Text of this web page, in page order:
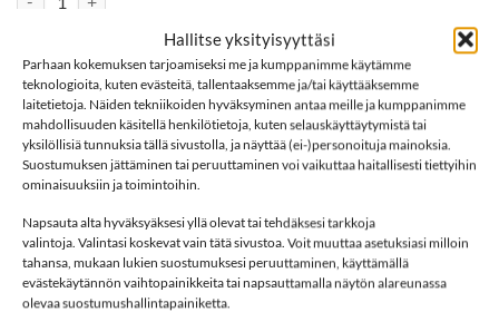
Hallitse yksityisyyttäsi
Parhaan kokemuksen tarjoamiseksi me ja kumppanimme käytämme
teknologioita, kuten evästeitä, tallentaaksemme ja/tai käyttääksemme
laitetietoja. Näiden tekniikoiden hyväksyminen antaa meille ja kumppanimme
mahdollisuuden käsitellä henkilötietoja, kuten selauskäyttäytymistä tai
yksilöllisiä tunnuksia tällä sivustolla, ja näyttää (ei-)personoituja mainoksia.
Suostumuksen jättäminen tai peruuttaminen voi vaikuttaa haitallisesti tiettyihin
ominaisuuksiin ja toimintoihin.
Napsauta alta hyväksyäksesi yllä olevat tai tehdäksesi tarkkoja
valintoja. Valintasi koskevat vain tätä sivustoa. Voit muuttaa asetuksiasi milloin
tahansa, mukaan lukien suostumuksesi peruuttaminen, käyttämällä
evästekäytännön vaihtopainikkeita tai napsauttamalla näytön alareunassa
olevaa suostumushallintapainiketta.
LISÄÄ OSTOSKORIIN
Tuotetunnus (SKU):668799980170
Osastot:Leggingsit,Luomu,Mf,name it
Avainsana tuotteelleName It